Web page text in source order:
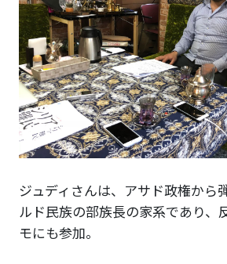
ジュディさんは、アサド政権から
ルド民族の部族長の家系であり、
モにも参加。